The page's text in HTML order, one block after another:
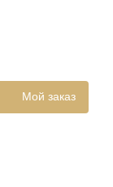
Мой заказ